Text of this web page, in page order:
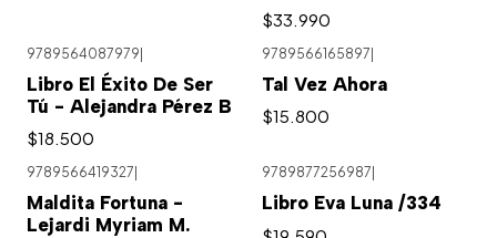
$33.990
9789564087979
Libro El Éxito De Ser
Tú - Alejandra Pérez B
$18.500
9789566165897
Tal Vez Ahora
$15.800
9789566419327
Maldita Fortuna -
Lejardi Myriam M.
9789877256987
Libro Eva Luna /334